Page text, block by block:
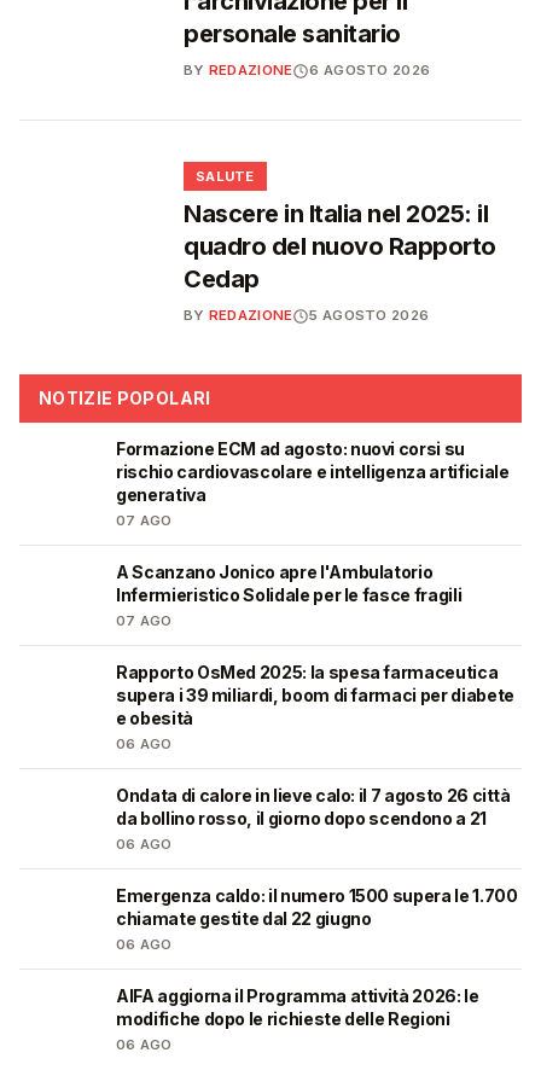
personale sanitario
BY REDAZIONE 6 AGOSTO 2026
SALUTE
Nascere in Italia nel 2025: il
quadro del nuovo Rapporto
Cedap
BY REDAZIONE 5 AGOSTO 2026
NOTIZIE POPOLARI
Formazione ECM ad agosto: nuovi corsi su
rischio cardiovascolare e intelligenza artificiale
generativa
07 AGO
A Scanzano Jonico apre l'Ambulatorio
Infermieristico Solidale per le fasce fragili
07 AGO
Rapporto OsMed 2025: la spesa farmaceutica
supera i 39 miliardi, boom di farmaci per diabete
e obesità
06 AGO
Ondata di calore in lieve calo: il 7 agosto 26 città
da bollino rosso, il giorno dopo scendono a 21
06 AGO
Emergenza caldo: il numero 1500 supera le 1.700
chiamate gestite dal 22 giugno
06 AGO
AIFA aggiorna il Programma attività 2026: le
modifiche dopo le richieste delle Regioni
06 AGO